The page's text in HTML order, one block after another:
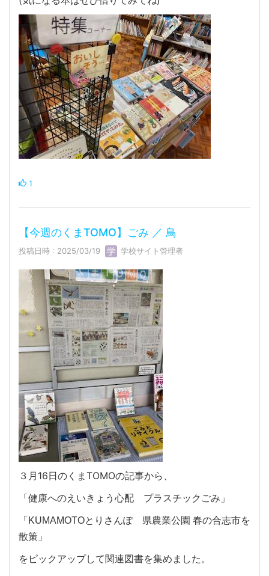
1
【今週のくまTOMO】ごみ ／ 鳥
投稿日時 : 2025/03/19 学校サイト管理者
３月16日のくまTOMOの記事から、
「健康へのえいきょう心配 プラスチックごみ」
「KUMAMOTOとりさんぽ 県農業公園 春の合志市を
散策」
をピックアップして関連図書を集めました。